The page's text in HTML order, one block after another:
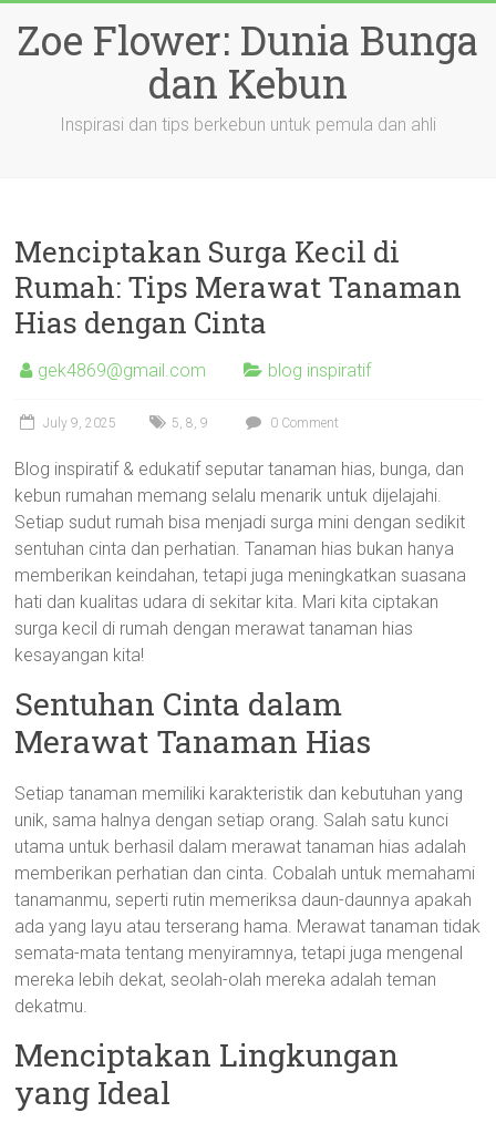
content
Zoe Flower: Dunia Bunga
dan Kebun
Inspirasi dan tips berkebun untuk pemula dan ahli
Menciptakan Surga Kecil di
Rumah: Tips Merawat Tanaman
Hias dengan Cinta
gek4869@gmail.com blog inspiratif
July 9, 2025 5,8,9 0 Comment
Blog inspiratif & edukatif seputar tanaman hias, bunga, dan
kebun rumahan memang selalu menarik untuk dijelajahi.
Setiap sudut rumah bisa menjadi surga mini dengan sedikit
sentuhan cinta dan perhatian. Tanaman hias bukan hanya
memberikan keindahan, tetapi juga meningkatkan suasana
hati dan kualitas udara di sekitar kita. Mari kita ciptakan
surga kecil di rumah dengan merawat tanaman hias
kesayangan kita!
Sentuhan Cinta dalam
Merawat Tanaman Hias
Setiap tanaman memiliki karakteristik dan kebutuhan yang
unik, sama halnya dengan setiap orang. Salah satu kunci
utama untuk berhasil dalam merawat tanaman hias adalah
memberikan perhatian dan cinta. Cobalah untuk memahami
tanamanmu, seperti rutin memeriksa daun-daunnya apakah
ada yang layu atau terserang hama. Merawat tanaman tidak
semata-mata tentang menyiramnya, tetapi juga mengenal
mereka lebih dekat, seolah-olah mereka adalah teman
dekatmu.
Menciptakan Lingkungan
yang Ideal